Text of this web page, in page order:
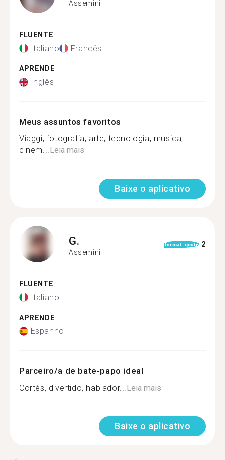
Assemini
FLUENTE
Italiano Francês
APRENDE
Inglês
Meus assuntos favoritos
Viaggi, fotografia, arte, tecnologia, musica,
cinem...Leia mais
Baixe o aplicativo
G.
Assemini
format_quote 2
FLUENTE
Italiano
APRENDE
Espanhol
Parceiro/a de bate-papo ideal
Cortés, divertido, hablador...Leia mais
Baixe o aplicativo